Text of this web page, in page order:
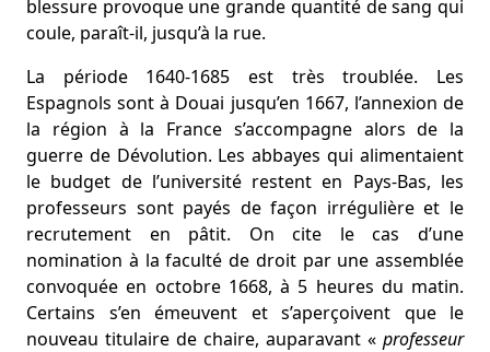
blessure provoque une grande quantité de sang qui
coule, paraît-il, jusqu’à la rue.
La période 1640-1685 est très troublée. Les
Espagnols sont à Douai jusqu’en 1667, l’annexion de
la région à la France s’accompagne alors de la
guerre de Dévolution. Les abbayes qui alimentaient
le budget de l’université restent en Pays-Bas, les
professeurs sont payés de façon irrégulière et le
recrutement en pâtit. On cite le cas d’une
nomination à la faculté de droit par une assemblée
convoquée en octobre 1668, à 5 heures du matin.
Certains s’en émeuvent et s’aperçoivent que le
nouveau titulaire de chaire, auparavant « professeur